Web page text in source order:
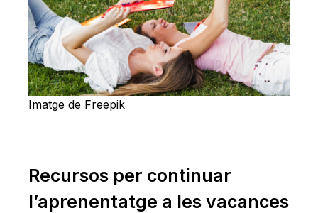
Imatge de Freepik
Recursos per continuar
l’aprenentatge a les vacances